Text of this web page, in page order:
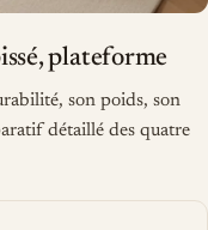
plateforme
son poids, son
détaillé des quatre